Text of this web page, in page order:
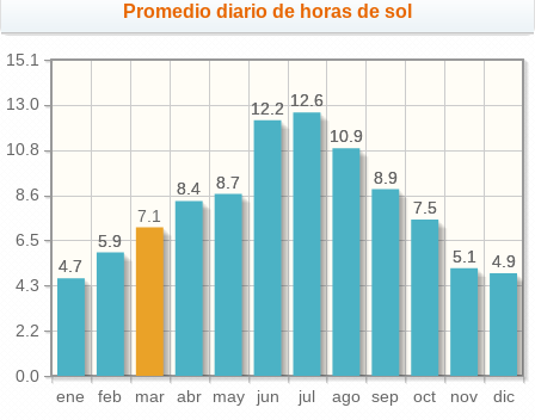
Promedio diario de horas de sol
ene feb mar abr may jun jul ago sep oct nov dic
0.0
2.2
4.3
6.5
8.6
10.8
13.0
15.1
4.9
5.1
7.5
8.9
10.9
12.6
12.2
8.7
8.4
5.9
4.7
4.9
5.1
7.5
8.9
10.9
12.6
12.2
8.7
8.4
7.1
5.9
4.7